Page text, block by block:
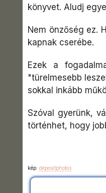
könyvet. Aludj
Nem önzőség ez.
kapnak cserébe.
Ezek a
"türelmesebb
sokkal inkább
Szóval gyerünk,
történhet, hogy
kép: depositphotos